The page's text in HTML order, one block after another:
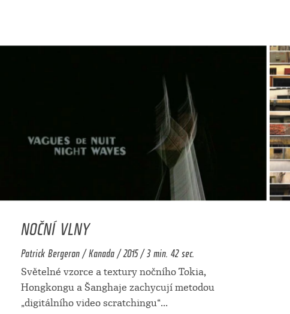
NOČNÍ VLNY
Patrick Bergeron / Kanada / 2015 / 3 min. 42 sec.
Světelné vzorce a textury nočního Tokia,
Hongkongu a Šanghaje zachycují metodou
„digitálního video scratchingu“...